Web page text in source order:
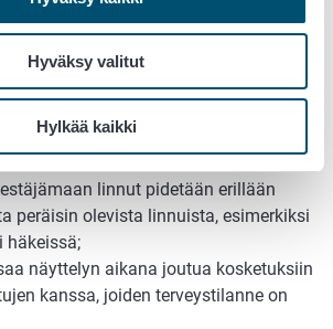
Hyväksy valitut
Hylkää kaikki
lintujen
, ja:
vain vankeudessa pidettäviä
varten;
linnut pidetään erillään
peräisin olevista linnuista, esimerkiksi
häkeissä;
näyttelyn aikana joutua kosketuksiin
kanssa, joiden terveystilanne on